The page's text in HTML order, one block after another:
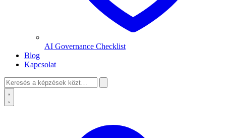
AI Governance Checklist
Blog
Kapcsolat